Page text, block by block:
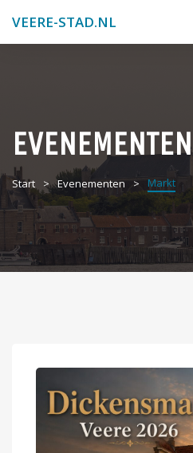
VEERE-STAD.NL
EVENEMENTEN
Start Evenementen Markt